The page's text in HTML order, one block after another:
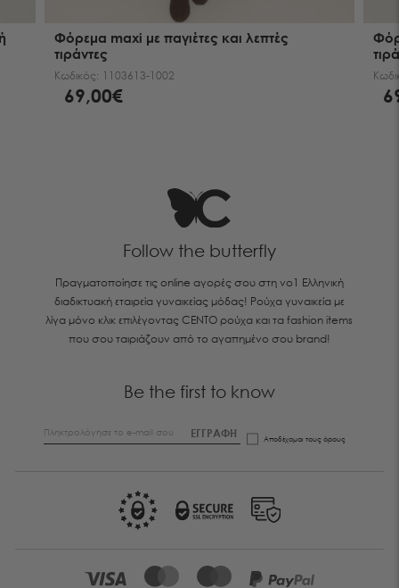
Φόρεμα maxi με παγιέτες και λεπτές
τιράντες
Κωδικός: 1103613-1002
69,00€
Follow the butterfly
Πραγματοποίησε τις online αγορές σου στη νο1 Ελληνική
διαδικτυακή εταιρεία γυναικείας μόδας! Ρούχα γυναικεία με
λίγα μόνο κλικ επιλέγοντας CENTO ρούχα και τα fashion items
που σου ταιριάζουν από το αγαπημένο σου brand!
Be the first to know
ΕΓΓΡΑΦΗ Αποδέχομαι τους όρους